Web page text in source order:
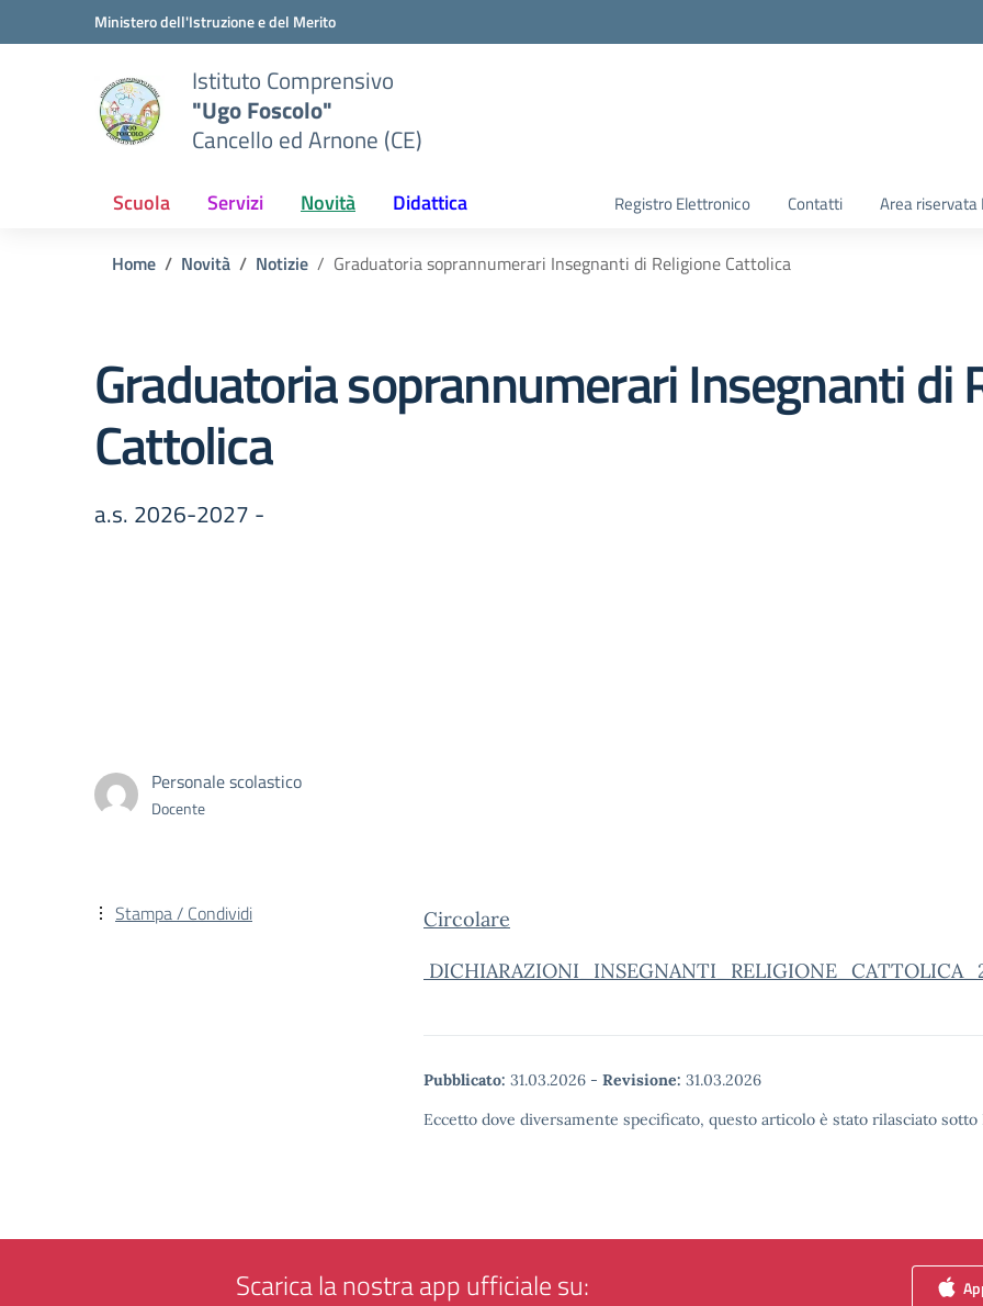
Vai ai contenuti
Vai al menu di navigazioneMinistero dell'Istruzione e del Merito
Istituto Comprensivo
"Ugo Foscolo"
Cancello ed Arnone (CE)
Scuola Servizi Novità Didattica Registro Elettronico Contatti Area riservata
Home Novità Notizie Graduatoria soprannumerari Insegnanti di Religione Cattolica
Graduatoria soprannumerari Insegnanti di
Cattolica
a.s. 2026-2027 -
Personale scolastico
Docente
Circolare
Pubblicato: 31.03.2026 - Revisione: 31.03.2026
Eccetto dove diversamente specificato, questo articolo è stato rilasciato
Stampa / Condividi
Scarica la nostra app ufficiale su: